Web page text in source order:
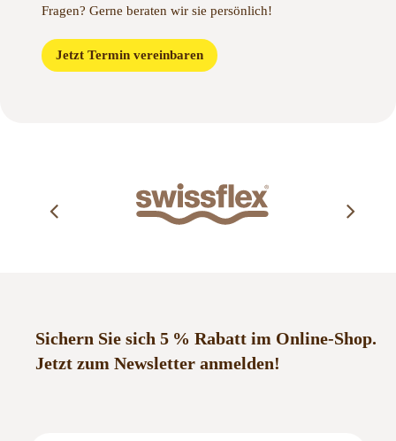
Fragen? Gerne beraten wir sie persönlich!
Jetzt Termin vereinbaren
Jetzt zum Newsletter anmelden!